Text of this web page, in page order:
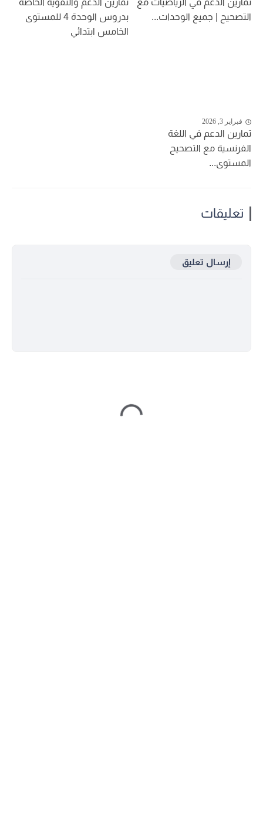
التصحيح | جميع الوحدات...
بدروس الوحدة 4 للمستوى
الخامس ابتدائي
فبراير 3, 2026
تمارين الدعم في اللغة
الفرنسية مع التصحيح
المستوى...
تعليقات
إرسال تعليق